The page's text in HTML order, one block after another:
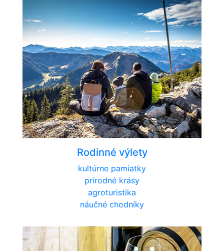
Rodinné výlety
kultúrne pamiatky
prírodné krásy
agroturistika
náučné chodníky